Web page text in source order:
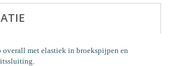
met elastiek in broekspijpen en